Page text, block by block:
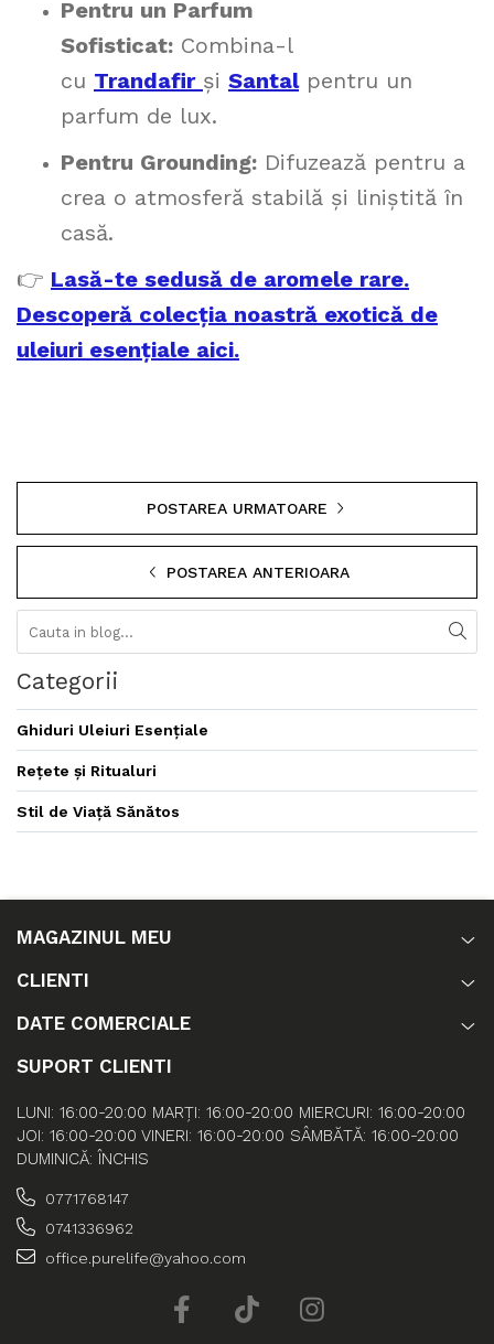
Pentru un Parfum
Sofisticat: Combina-l
cu Trandafir și Santalpentru un
parfum de lux.
Pentru Grounding: Difuzează pentru a
crea o atmosferă stabilă și liniștită în
casă.
👉 Lasă-te sedusă de aromele rare.
Descoperă colecția noastră exotică de
uleiuri esențiale aici.
POSTAREA URMATOARE
POSTAREA ANTERIOARA
Categorii
Ghiduri Uleiuri Esențiale
Rețete și Ritualuri
Stil de Viață Sănătos
MAGAZINUL MEU
CLIENTI
DATE COMERCIALE
SUPORT CLIENTI
LUNI: 16:00-20:00 MARȚI: 16:00-20:00 MIERCURI: 16:00-20:00
JOI: 16:00-20:00 VINERI: 16:00-20:00 SÂMBĂTĂ: 16:00-20:00
DUMINICĂ: ÎNCHIS
0771768147
0741336962
office.purelife@yahoo.com